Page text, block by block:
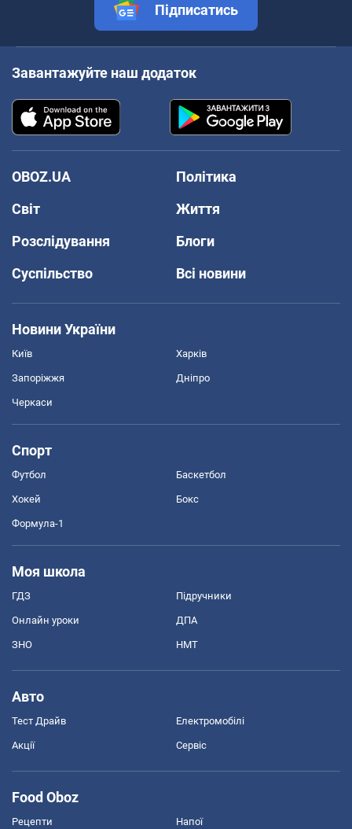
Підписатись
Завантажуйте наш додаток
OBOZ.UA
Політика
Світ
Життя
Розслідування
Блоги
Суспільство
Всі новини
Новини України
Київ Харків
Запоріжжя Дніпро
Черкаси
Спорт
Футбол Баскетбол
Хокей Бокс
Формула-1
Моя школа
ГДЗ Підручники
Онлайн уроки ДПА
ЗНО НМТ
Авто
Тест Драйв Електромобілі
Акції Сервіс
Food Oboz
Рецепти Напої